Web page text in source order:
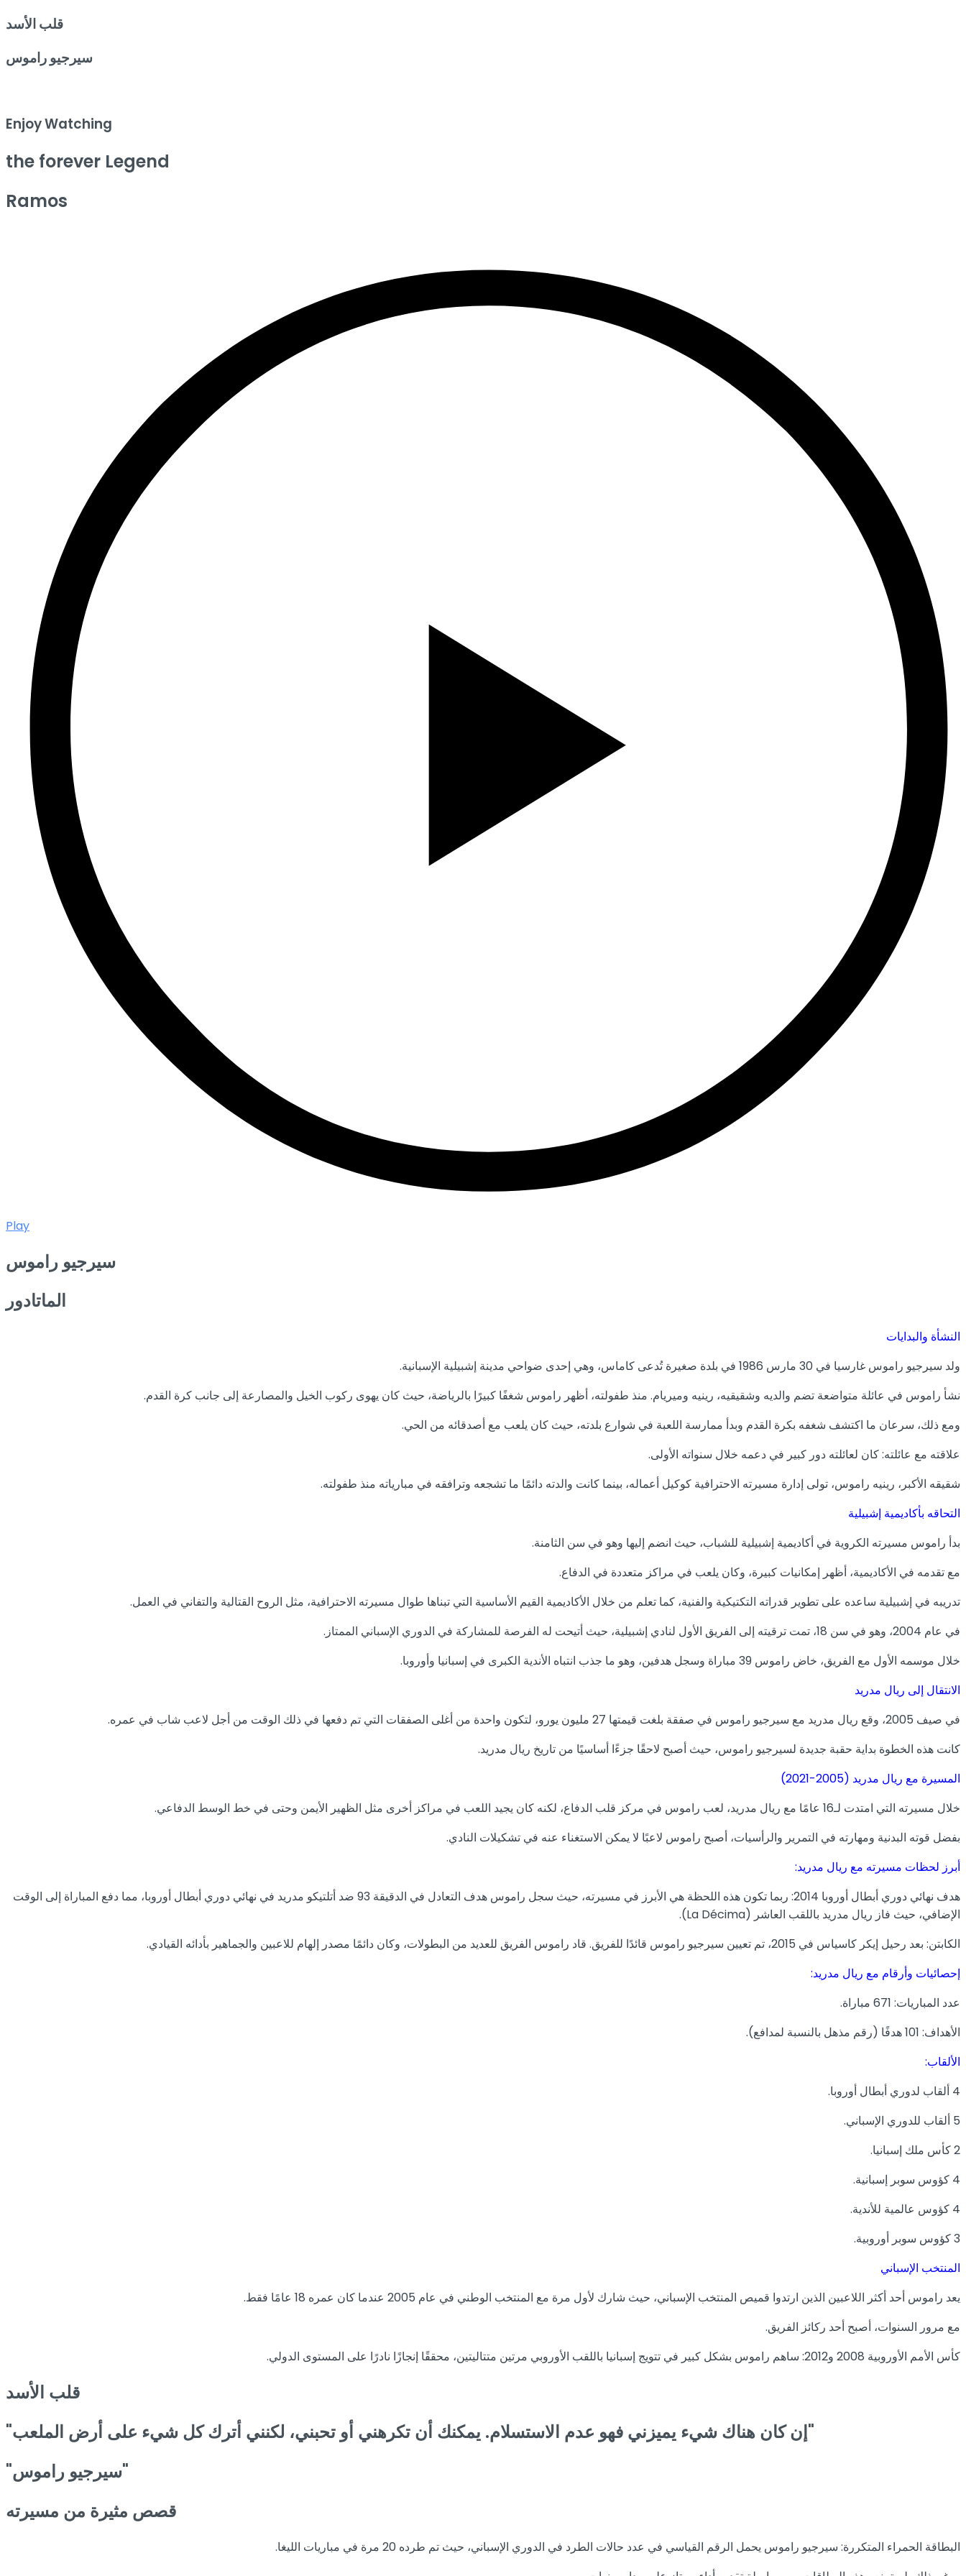
قلب الأسد
سيرجيو راموس
Enjoy Watching
the forever Legend
Ramos
Play
سيرجيو راموس
الماتادور
النشأة والبدايات
ولد سيرجيو راموس غارسيا في 30 مارس 1986 في بلدة صغيرة تُدعى كاماس، وهي إحدى ضواحي مدينة إشبيلية الإسبانية.
نشأ راموس في عائلة متواضعة تضم والديه وشقيقيه، رينيه وميريام. منذ طفولته، أظهر راموس شغفًا كبيرًا بالرياضة، حيث كان يهوى ركوب الخيل والمصارعة إلى جانب كرة القدم.
ومع ذلك، سرعان ما اكتشف شغفه بكرة القدم وبدأ ممارسة اللعبة في شوارع بلدته، حيث كان يلعب مع أصدقائه من الحي.
علاقته مع عائلته: كان لعائلته دور كبير في دعمه خلال سنواته الأولى.
شقيقه الأكبر، رينيه راموس، تولى إدارة مسيرته الاحترافية كوكيل أعماله، بينما كانت والدته دائمًا ما تشجعه وترافقه في مبارياته منذ طفولته.
التحاقه بأكاديمية إشبيلية
بدأ راموس مسيرته الكروية في أكاديمية إشبيلية للشباب، حيث انضم إليها وهو في سن الثامنة.
مع تقدمه في الأكاديمية، أظهر إمكانيات كبيرة، وكان يلعب في مراكز متعددة في الدفاع.
تدريبه في إشبيلية ساعده على تطوير قدراته التكتيكية والفنية، كما تعلم من خلال الأكاديمية القيم الأساسية التي تبناها طوال مسيرته الاحترافية، مثل الروح القتالية والتفاني في العمل.
في عام 2004، وهو في سن 18، تمت ترقيته إلى الفريق الأول لنادي إشبيلية، حيث أتيحت له الفرصة للمشاركة في الدوري الإسباني الممتاز.
خلال موسمه الأول مع الفريق، خاض راموس 39 مباراة وسجل هدفين، وهو ما جذب انتباه الأندية الكبرى في إسبانيا وأوروبا.
الانتقال إلى ريال مدريد
في صيف 2005، وقع ريال مدريد مع سيرجيو راموس في صفقة بلغت قيمتها 27 مليون يورو، لتكون واحدة من أغلى الصفقات التي تم دفعها في ذلك الوقت من أجل لاعب شاب في عمره.
كانت هذه الخطوة بداية حقبة جديدة لسيرجيو راموس، حيث أصبح لاحقًا جزءًا أساسيًا من تاريخ ريال مدريد.
المسيرة مع ريال مدريد (2005-2021)
خلال مسيرته التي امتدت لـ16 عامًا مع ريال مدريد، لعب راموس في مركز قلب الدفاع، لكنه كان يجيد اللعب في مراكز أخرى مثل الظهير الأيمن وحتى في خط الوسط الدفاعي.
بفضل قوته البدنية ومهارته في التمرير والرأسيات، أصبح راموس لاعبًا لا يمكن الاستغناء عنه في تشكيلات النادي.
أبرز لحظات مسيرته مع ريال مدريد:
هدف نهائي دوري أبطال أوروبا 2014: ربما تكون هذه اللحظة هي الأبرز في مسيرته، حيث سجل راموس هدف التعادل في الدقيقة 93 ضد أتلتيكو مدريد في نهائي دوري أبطال أوروبا، مما دفع المباراة إلى الوقت
الإضافي، حيث فاز ريال مدريد باللقب العاشر (La Décima).
الكابتن: بعد رحيل إيكر كاسياس في 2015، تم تعيين سيرجيو راموس قائدًا للفريق. قاد راموس الفريق للعديد من البطولات، وكان دائمًا مصدر إلهام للاعبين والجماهير بأدائه القيادي.
إحصائيات وأرقام مع ريال مدريد:
عدد المباريات: 671 مباراة.
الأهداف: 101 هدفًا (رقم مذهل بالنسبة لمدافع).
الألقاب:
4 ألقاب لدوري أبطال أوروبا.
5 ألقاب للدوري الإسباني.
2 كأس ملك إسبانيا.
4 كؤوس سوبر إسبانية.
4 كؤوس عالمية للأندية.
3 كؤوس سوبر أوروبية.
المنتخب الإسباني
يعد راموس أحد أكثر اللاعبين الذين ارتدوا قميص المنتخب الإسباني، حيث شارك لأول مرة مع المنتخب الوطني في عام 2005 عندما كان عمره 18 عامًا فقط.
مع مرور السنوات، أصبح أحد ركائز الفريق.
كأس الأمم الأوروبية 2008 و2012: ساهم راموس بشكل كبير في تتويج إسبانيا باللقب الأوروبي مرتين متتاليتين، محققًا إنجازًا نادرًا على المستوى الدولي.
قلب الأسد
"إن كان هناك شيء يميزني فهو عدم الاستسلام. يمكنك أن تكرهني أو تحبني، لكنني أترك كل شيء على أرض الملعب"
"سيرجيو راموس"
قصص مثيرة من مسيرته
البطاقة الحمراء المتكررة: سيرجيو راموس يحمل الرقم القياسي في عدد حالات الطرد في الدوري الإسباني، حيث تم طرده 20 مرة في مباريات الليغا.